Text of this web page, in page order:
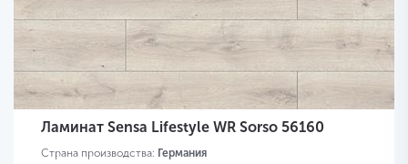
Ламинат Sensa Lifestyle WR Sorso 56160
Страна производства: Германия